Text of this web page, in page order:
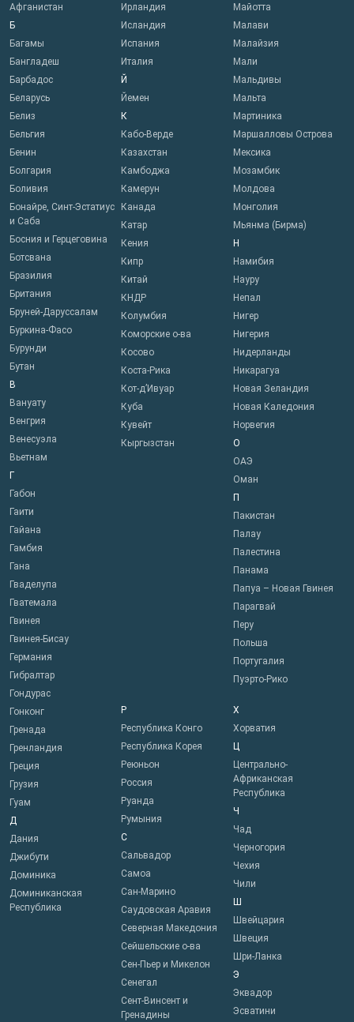
Афганистан
Б
Багамы
Бангладеш
Барбадос
Беларусь
Белиз
Бельгия
Бенин
Болгария
Боливия
Бонайре, Синт-Эстатиус
и Саба
Босния и Герцеговина
Ботсвана
Бразилия
Британия
Бруней-Даруссалам
Буркина-Фасо
Бурунди
Бутан
В
Вануату
Венгрия
Венесуэла
Вьетнам
Г
Габон
Гаити
Гайана
Гамбия
Гана
Гваделупа
Гватемала
Гвинея
Гвинея-Бисау
Германия
Гибралтар
Гондурас
Гонконг
Гренада
Гренландия
Греция
Грузия
Гуам
Д
Дания
Джибути
Доминика
Доминиканская
Республика
Ирландия
Исландия
Испания
Италия
Й
Йемен
К
Кабо-Верде
Казахстан
Камбоджа
Камерун
Канада
Катар
Кения
Кипр
Китай
КНДР
Колумбия
Коморские о-ва
Косово
Коста-Рика
Кот-д’Ивуар
Куба
Кувейт
Кыргызстан
Майотта
Малави
Малайзия
Мали
Мальдивы
Мальта
Мартиника
Маршалловы Острова
Мексика
Мозамбик
Молдова
Монголия
Мьянма (Бирма)
Н
Намибия
Науру
Непал
Нигер
Нигерия
Нидерланды
Никарагуа
Новая Зеландия
Новая Каледония
Норвегия
О
ОАЭ
Оман
П
Пакистан
Палау
Палестина
Панама
Папуа – Новая Гвинея
Парагвай
Перу
Польша
Португалия
Пуэрто-Рико
Р
Республика Конго
Республика Корея
Реюньон
Россия
Руанда
Румыния
С
Сальвадор
Самоа
Сан-Марино
Саудовская Аравия
Северная Македония
Сейшельские о-ва
Сен-Пьер и Микелон
Сенегал
Сент-Винсент и
Гренадины
Х
Хорватия
Ц
Центрально-
Африканская
Республика
Ч
Чад
Черногория
Чехия
Чили
Ш
Швейцария
Швеция
Шри-Ланка
Э
Эквадор
Эсватини